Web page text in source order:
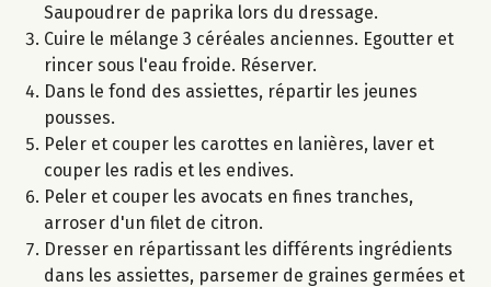
Saupoudrer de paprika lors du dressage.
Cuire le mélange 3 céréales anciennes. Egoutter et
rincer sous l'eau froide. Réserver.
Dans le fond des assiettes, répartir les jeunes
pousses.
Peler et couper les carottes en lanières, laver et
couper les radis et les endives.
Peler et couper les avocats en fines tranches,
arroser d'un filet de citron.
Dresser en répartissant les différents ingrédients
dans les assiettes, parsemer de graines germées et